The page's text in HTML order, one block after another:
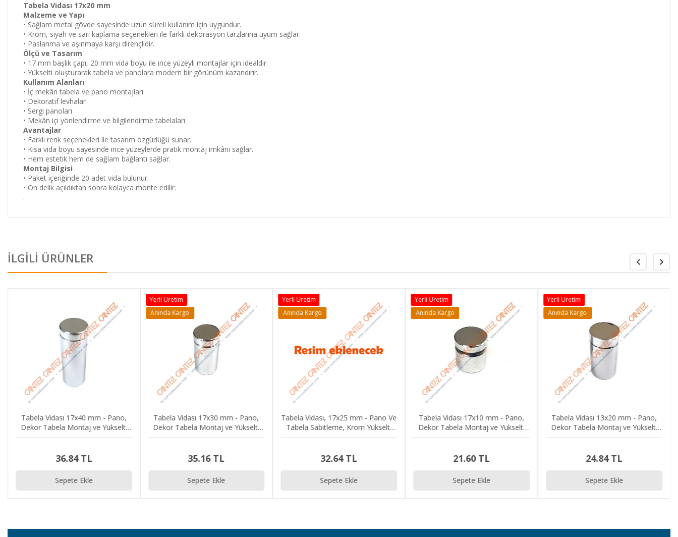
Tabela Vidası 17x20 mm
Malzeme ve Yapı
• Sağlam metal gövde sayesinde uzun süreli kullanım için uygundur.
• Krom, siyah ve sarı kaplama seçenekleri ile farklı dekorasyon tarzlarına uyum sağlar.
• Paslanma ve aşınmaya karşı dirençlidir.
Ölçü ve Tasarım
• 17 mm başlık çapı, 20 mm vida boyu ile ince yüzeyli montajlar için idealdir.
• Yükselti oluşturarak tabela ve panolara modern bir görünüm kazandırır.
Kullanım Alanları
• İç mekân tabela ve pano montajları
• Dekoratif levhalar
• Sergi panoları
• Mekân içi yönlendirme ve bilgilendirme tabelaları
Avantajlar
• Farklı renk seçenekleri ile tasarım özgürlüğü sunar.
• Kısa vida boyu sayesinde ince yüzeylerde pratik montaj imkânı sağlar.
• Hem estetik hem de sağlam bağlantı sağlar.
Montaj Bilgisi
• Paket içeriğinde 20 adet vida bulunur.
• Ön delik açıldıktan sonra kolayca monte edilir.
.
İLGİLİ ÜRÜNLER
Tabela Vidası 17x40 mm - Pano,
Dekor Tabela Montaj ve Yükselti
36.84 TL
Sepete Ekle
Tabela Vidası 17x30 mm - Pano,
Dekor Tabela Montaj ve Yükselti
35.16 TL
Yerli Üretim
Anında Kargo
Sepete Ekle
Tabela Vidası, 17x25 mm - Pano Ve
Tabela Sabitleme, Krom Yükselti
32.64 TL
Yerli Üretim
Anında Kargo
Sepete Ekle
Tabela Vidası 17x10 mm - Pano,
Dekor Tabela Montaj ve Yükselti
21.60 TL
Yerli Üretim
Anında Kargo
Sepete Ekle
Tabela Vidası 13x20 mm - Pano,
Dekor Tabela Montaj ve Yükselti
24.84 TL
Yerli Üretim
Anında Kargo
Sepete Ekle